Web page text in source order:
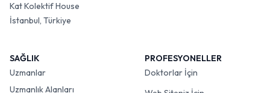
Kat Kolektif House
İstanbul, Türkiye
SAĞLIK
Uzmanlar
Uzmanlık Alanları
PROFESYONELLER
Doktorlar İçin